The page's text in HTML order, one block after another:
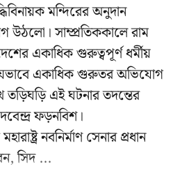
মন্দিরের অনুদান
উঠলো। সাম্প্রতিককালে রাম
একাধিক গুরুত্বপূর্ণ ধর্মীয়
একাধিক গুরুতর অভিযোগ
এই ঘটনার তদন্তের
ফড়নবিশ।
নবনির্মাণ সেনার প্রধান
সিদ ...